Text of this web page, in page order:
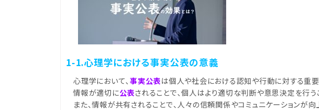
1-1.心理学における事実公表の意義
心理学において、 事実公表は個人や社会における認知や行動に対する重
情報が適切に公表されることで、個人はより適切な判断や意思決定を行う
また、情報が共有されることで、人々の信頼関係やコミュニケーションが